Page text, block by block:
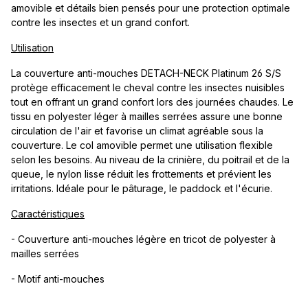
amovible et détails bien pensés pour une protection optimale
contre les insectes et un grand confort.
Utilisation
La couverture anti-mouches DETACH-NECK Platinum 26 S/S
protège efficacement le cheval contre les insectes nuisibles
tout en offrant un grand confort lors des journées chaudes. Le
tissu en polyester léger à mailles serrées assure une bonne
circulation de l'air et favorise un climat agréable sous la
couverture. Le col amovible permet une utilisation flexible
selon les besoins. Au niveau de la crinière, du poitrail et de la
queue, le nylon lisse réduit les frottements et prévient les
irritations. Idéale pour le pâturage, le paddock et l'écurie.
Caractéristiques
- Couverture anti-mouches légère en tricot de polyester à
mailles serrées
- Motif anti-mouches